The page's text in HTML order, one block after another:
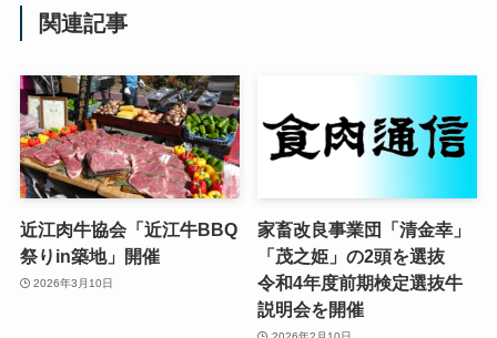
関連記事
近江肉牛協会「近江牛BBQ
祭りin築地」開催
2026年3月10日
家畜改良事業団「清金幸」
「茂之姫」の2頭を選抜
令和4年度前期検定選抜牛
説明会を開催